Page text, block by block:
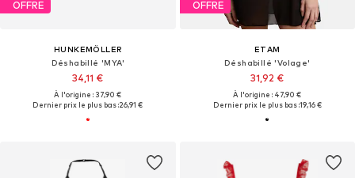
OFFRE
HUNKEMÖLLER
Déshabillé 'MYA'
34,11 €
À l'origine : 37,90 €
Dernier prix le plus bas :26,91 €
OFFRE
ETAM
Déshabillé 'Volage'
31,92 €
À l'origine : 47,90 €
Dernier prix le plus bas :19,16 €